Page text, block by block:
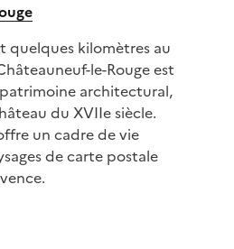
quelques kilomètres au
le-Rouge est
architectural,
du XVIIe siècle.
un cadre de vie
de carte postale